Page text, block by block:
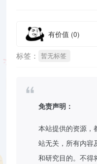
有价值 (0)
标签： 暂无标签
免责声明：
本站提供的资源，
站无关，所有内容
和研究目的。不得